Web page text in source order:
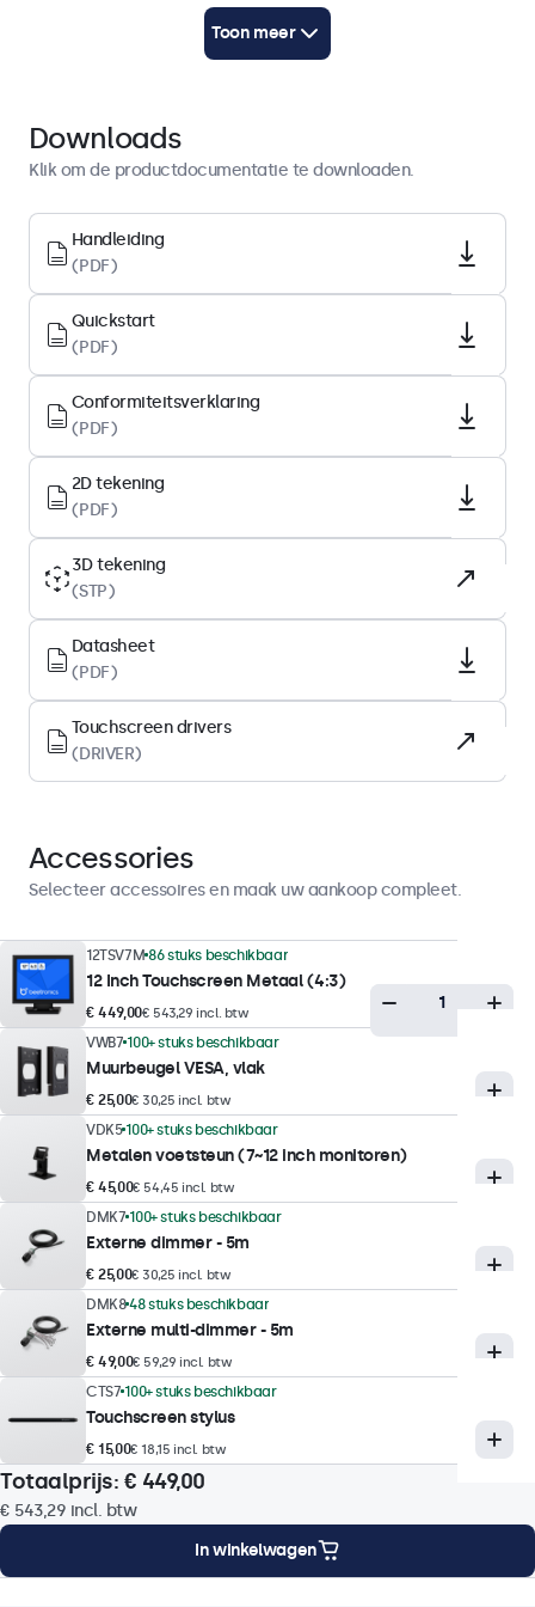
Display-architectuur
Beeldverhouding
4:3
Native resolutie
1024 x 768
Pixels per inch
83 PPI
Schermdiagonaal
12.1 inch (307 mm)
Type paneel
IPS-LCD
Backlight
LED
Oppervlak
Gehard glas
Ondersteunde oriëntatie
Maximale helderheid
Minimale helderheid
1 nit
Contrast
800:1
Kijkhoek
178° horizontaal, 178° verticaal
Reactietijd
10 ms
Ondersteunde resoluties
1920 x 1080 (max), 640 x 480 (min)
Touchtechnologie
Touch technologie
Capacitief
Aanraakpunten
10-punts (multitouch)
Toon meer
Downloads
Klik om de productdocumentatie te downloaden.
Handleiding
(PDF)
Quickstart
(PDF)
Conformiteitsverklaring
(PDF)
2D tekening
(PDF)
3D tekening
(STP)
Datasheet
(PDF)
Touchscreen drivers
(DRIVER)
Accessories
Selecteer accessoires en maak uw aankoop compleet.
12TSV7M 86 stuks beschikbaar
12 Inch Touchscreen Metaal (4:3)
€ 449,00€ 543,29 incl. btw
VWB7 100+ stuks beschikbaar
Muurbeugel VESA, vlak
€ 25,00€ 30,25 incl. btw
VDK5 100+ stuks beschikbaar
Metalen voetsteun (7~12 inch monitoren)
€ 45,00€ 54,45 incl. btw
DMK7 100+ stuks beschikbaar
Externe dimmer - 5m
€ 25,00€ 30,25 incl. btw
DMK8 48 stuks beschikbaar
Externe multi-dimmer - 5m
€ 49,00€ 59,29 incl. btw
CTS7 100+ stuks beschikbaar
Touchscreen stylus
€ 15,00€ 18,15 incl. btw
Totaalprijs: € 449,00
€ 543,29 incl. btw
In winkelwagen